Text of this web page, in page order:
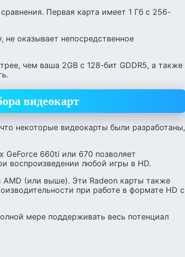
Первая карта имеет 1 Гб с 256-
не оказывает непосредственное
чем ваша 2GB с 128-бит GDDR5, а также
видеокарт
некоторые видеокарты были разработаны,
660ti или 670 позволяет
воспроизведении любой игры в HD.
(или выше). Эти Radeon карты также
при работе в формате HD с
мере поддерживать весь потенциал